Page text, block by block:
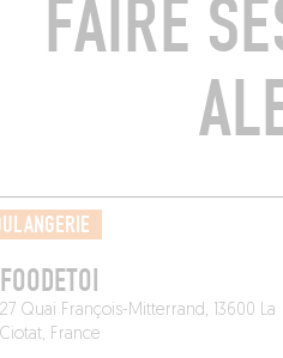
FAIRE
FOODETOI
27 Quai François-Mitterrand, 13600 La
Ciotat, France